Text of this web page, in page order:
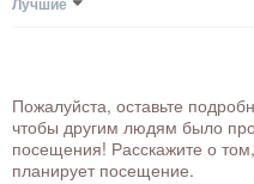
Пожалуйста, оставьте
чтобы другим людям было
посещения! Расскажите о том,
планирует посещение.